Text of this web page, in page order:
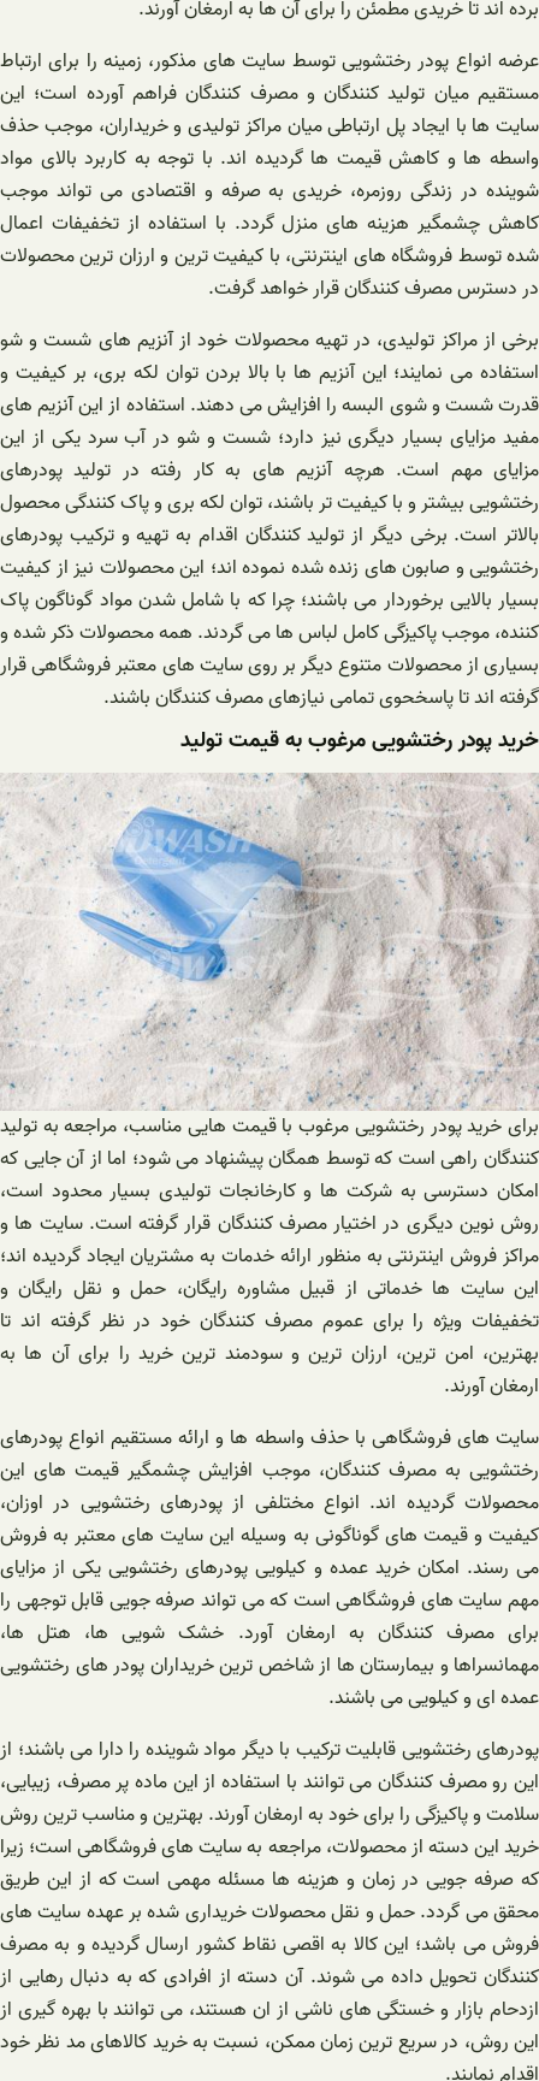
برده اند تا خریدی مطمئن را برای آن ها به ارمغان آورند.
عرضه انواع پودر رختشویی توسط سایت های مذکور، زمینه را برای ارتباط
مستقیم میان تولید کنندگان و مصرف کنندگان فراهم آورده است؛ این
سایت ها با ایجاد پل ارتباطی میان مراکز تولیدی و خریداران، موجب حذف
واسطه ها و کاهش قیمت ها گردیده اند. با توجه به کاربرد بالای مواد
شوینده در زندگی روزمره، خریدی به صرفه و اقتصادی می تواند موجب
کاهش چشمگیر هزینه های منزل گردد. با استفاده از تخفیفات اعمال
شده توسط فروشگاه های اینترنتی، با کیفیت ترین و ارزان ترین محصولات
در دسترس مصرف کنندگان قرار خواهد گرفت.
برخی از مراکز تولیدی، در تهیه محصولات خود از آنزیم های شست و شو
استفاده می نمایند؛ این آنزیم ها با بالا بردن توان لکه بری، بر کیفیت و
قدرت شست و شوی البسه را افزایش می دهند. استفاده از این آنزیم های
مفید مزایای بسیار دیگری نیز دارد؛ شست و شو در آب سرد یکی از این
مزایای مهم است. هرچه آنزیم های به کار رفته در تولید پودرهای
رختشویی بیشتر و با کیفیت تر باشند، توان لکه بری و پاک کنندگی محصول
بالاتر است. برخی دیگر از تولید کنندگان اقدام به تهیه و ترکیب پودرهای
رختشویی و صابون های زنده شده نموده اند؛ این محصولات نیز از کیفیت
بسیار بالایی برخوردار می باشند؛ چرا که با شامل شدن مواد گوناگون پاک
کننده، موجب پاکیزگی کامل لباس ها می گردند. همه محصولات ذکر شده و
بسیاری از محصولات متنوع دیگر بر روی سایت های معتبر فروشگاهی قرار
گرفته اند تا پاسخحوی تمامی نیازهای مصرف کنندگان باشند.
خرید پودر رختشویی مرغوب به قیمت تولید
برای خرید پودر رختشویی مرغوب با قیمت هایی مناسب، مراجعه به تولید
کنندگان راهی است که توسط همگان پیشنهاد می شود؛ اما از آن جایی که
امکان دسترسی به شرکت ها و کارخانجات تولیدی بسیار محدود است،
روش نوین دیگری در اختیار مصرف کنندگان قرار گرفته است. سایت ها و
مراکز فروش اینترنتی به منظور ارائه خدمات به مشتریان ایجاد گردیده اند؛
این سایت ها خدماتی از قبیل مشاوره رایگان، حمل و نقل رایگان و
تخفیفات ویژه را برای عموم مصرف کنندگان خود در نظر گرفته اند تا
بهترین، امن ترین، ارزان ترین و سودمند ترین خرید را برای آن ها به
ارمغان آورند.
سایت های فروشگاهی با حذف واسطه ها و ارائه مستقیم انواع پودرهای
رختشویی به مصرف کنندگان، موجب افزایش چشمگیر قیمت های این
محصولات گردیده اند. انواع مختلفی از پودرهای رختشویی در اوزان،
کیفیت و قیمت های گوناگونی به وسیله این سایت های معتبر به فروش
می رسند. امکان خرید عمده و کیلویی پودرهای رختشویی یکی از مزایای
مهم سایت های فروشگاهی است که می تواند صرفه جویی قابل توجهی را
برای مصرف کنندگان به ارمغان آورد. خشک شویی ها، هتل ها،
مهمانسراها و بیمارستان ها از شاخص ترین خریداران پودر های رختشویی
عمده ای و کیلویی می باشند.
پودرهای رختشویی قابلیت ترکیب با دیگر مواد شوینده را دارا می باشند؛ از
این رو مصرف کنندگان می توانند با استفاده از این ماده پر مصرف، زیبایی،
سلامت و پاکیزگی را برای خود به ارمغان آورند. بهترین و مناسب ترین روش
خرید این دسته از محصولات، مراجعه به سایت های فروشگاهی است؛ زیرا
که صرفه جویی در زمان و هزینه ها مسئله مهمی است که از این طریق
محقق می گردد. حمل و نقل محصولات خریداری شده بر عهده سایت های
فروش می باشد؛ این کالا به اقصی نقاط کشور ارسال گردیده و به مصرف
کنندگان تحویل داده می شوند. آن دسته از افرادی که به دنبال رهایی از
ازدحام بازار و خستگی های ناشی از ان هستند، می توانند با بهره گیری از
این روش، در سریع ترین زمان ممکن، نسبت به خرید کالاهای مد نظر خود
اقدام نمایند.